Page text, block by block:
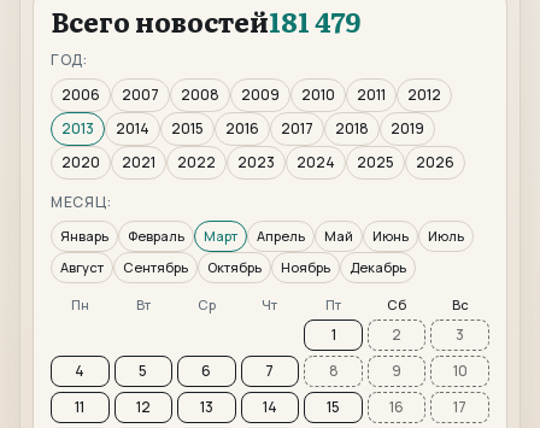
Всего новостей181 479
ГОД:
2006
2007 2008 2009 2010 2011
2012
2013
2014 2015 2016 2017 2018
2019
2020
2021 2022 2023 2024 2025
2026
МЕСЯЦ:
Январь Февраль Март Апрель Май Июнь
Июль
Август
Сентябрь Октябрь Ноябрь Декабрь
Пн Вт Ср Чт Пт Сб Вс
1 2
3
4
5 6 7 8 9
10
11
12 13 14 15 16
17